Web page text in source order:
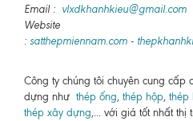
Email : vlxdkhanhkieu@gmail.com
Website
: satthepmiennam.com -
Công ty chúng tôi chuyên cung cấp
dựng như thép ống, thép hộp, thép
thép xây dựng,... với giá tốt nhất thị